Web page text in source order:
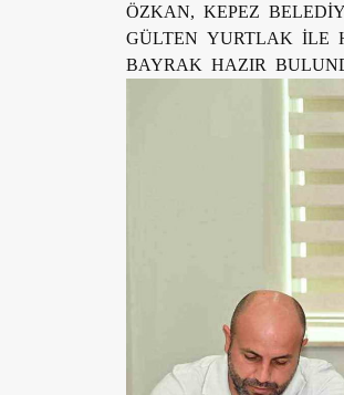
ÖZKAN, KEPEZ
GÜLTEN YURTLAK İLE
BAYRAK HAZIR